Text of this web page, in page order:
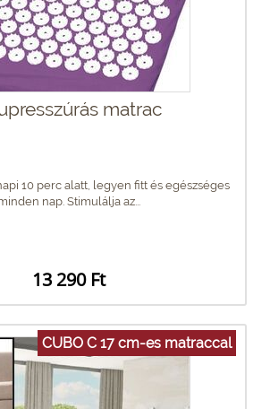
matrac
10 perc alatt, legyen fitt és egészséges
nap. Stimulálja az...
13 290 Ft
CUBO C 17 cm-es matraccal